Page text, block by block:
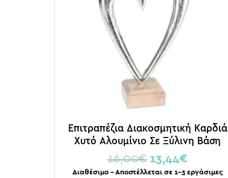
Επιτραπέζια Διακοσμητική Καρδιά
Χυτό Αλουμίνιο Σε Ξύλινη Βάση
Υ29
16,00€ 13,44€
Διαθέσιμο – Αποστέλλεται σε 1-3 εργάσιμες